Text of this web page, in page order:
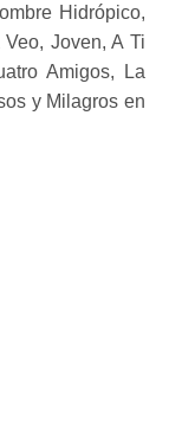
Hidrópico,
Joven, A Ti
Amigos, La
y Milagros en